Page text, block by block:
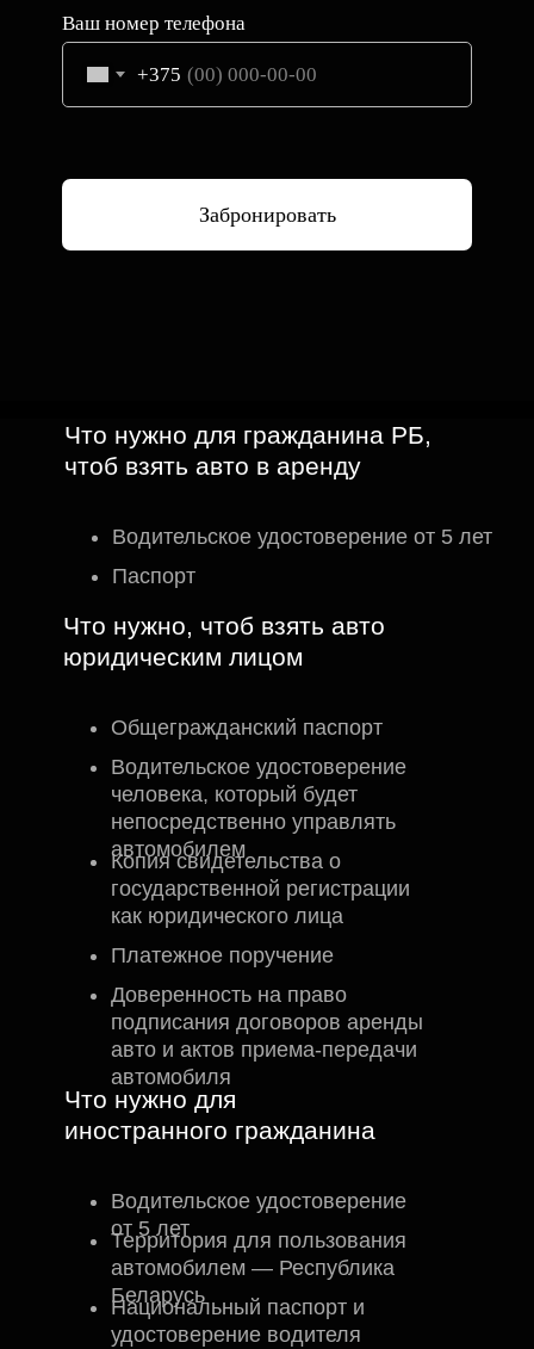
Ваш номер телефона
+375
Забронировать
Национальный паспорт и
удостоверение водителя
Водительское удостоверение
от 5 лет
Водительское удостоверение
человека, который будет
непосредственно управлять
автомобилем
Водительское удостоверение от 5 лет
Общегражданский паспорт
Копия свидетельства о
государственной регистрации
как юридического лица
Доверенность на право
подписания договоров аренды
авто и актов приема-передачи
автомобиля
Платежное поручение
Территория для пользования
автомобилем — Республика
Беларусь
Что нужно для
иностранного гражданина
Что нужно, чтоб взять авто
юридическим лицом
Что нужно для гражданина РБ,
чтоб взять авто в аренду
Паспорт